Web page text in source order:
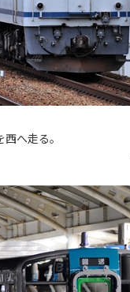
へ走る。